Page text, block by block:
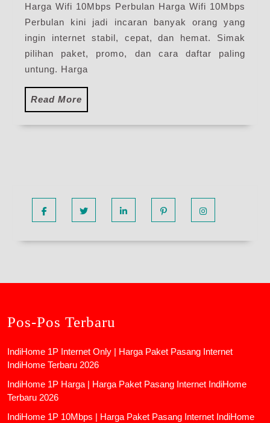
Harga
Paket
Pasang
Internet
Harga Wifi 10Mbps Perbulan Harga Wifi 10Mbps
Perbulan kini jadi incaran banyak orang yang
ingin internet stabil, cepat, dan hemat. Simak
pilihan paket, promo, dan cara daftar paling
untung. Harga
Read More
More
Pos-Pos Terbaru
IndiHome 1P Internet Only | Harga Paket Pasang Internet
IndiHome Terbaru 2026
IndiHome 1P Harga | Harga Paket Pasang Internet IndiHome
Terbaru 2026
IndiHome 1P 10Mbps | Harga Paket Pasang Internet IndiHome